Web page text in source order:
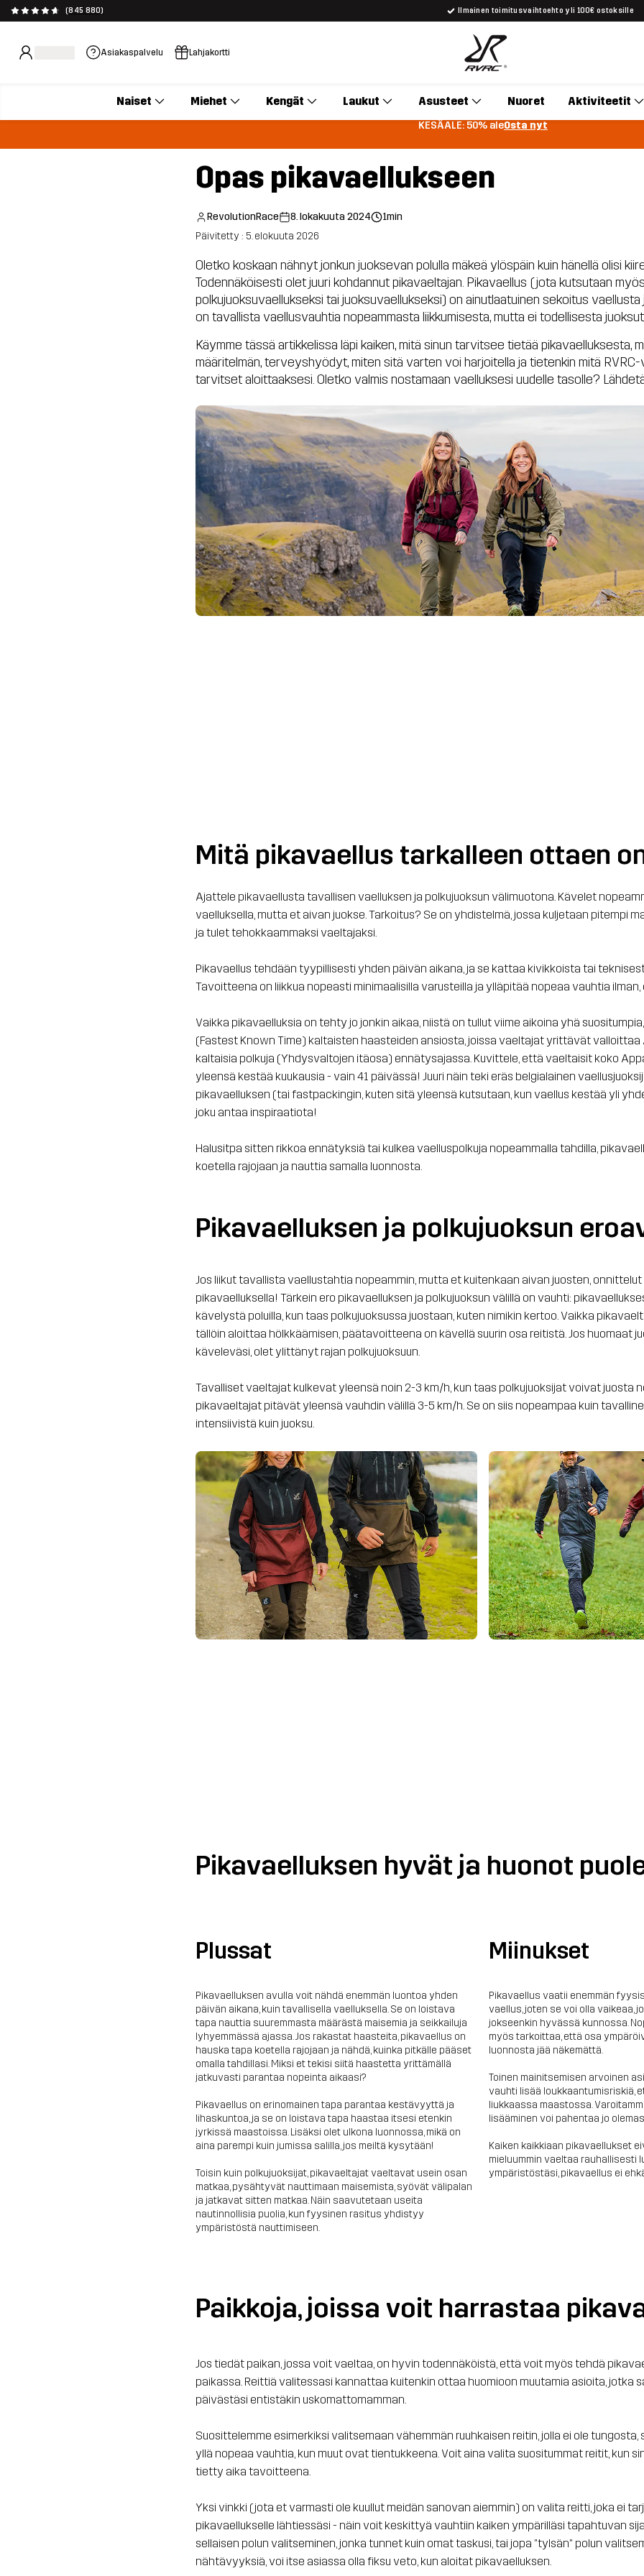
(845 880) Ilmainen toimitusvaihtoehto yli 100€ ostoksille
Asiakaspalvelu Lahjakortti
Naiset Miehet Kengät Laukut Asusteet Nuoret Aktiviteetit
KESÄALE: 50% aleOsta nyt
Opas pikavaellukseen
RevolutionRace 8. lokakuuta 2024
1min
Päivitetty : 5. elokuuta 2026
Oletko koskaan nähnyt jonkun juoksevan polulla mäkeä ylöspäin kuin hänellä olisi
Todennäköisesti olet juuri kohdannut pikavaeltajan. Pikavaellus (jota kutsutaan
polkujuoksuvaellukseksi tai juoksuvaellukseksi) on ainutlaatuinen sekoitus vaellusta
on tavallista vaellusvauhtia nopeammasta liikkumisesta, mutta ei todellisesta
Käymme tässä artikkelissa läpi kaiken, mitä sinun tarvitsee tietää pikavaelluksesta,
määritelmän, terveyshyödyt, miten sitä varten voi harjoitella ja tietenkin mitä
tarvitset aloittaaksesi. Oletko valmis nostamaan vaelluksesi uudelle tasolle?
Mitä pikavaellus tarkalleen ottaen
Ajattele pikavaellusta tavallisen vaelluksen ja polkujuoksun välimuotona. Kävelet
vaelluksella, mutta et aivan juokse. Tarkoitus? Se on yhdistelmä, jossa kuljetaan pitempi
ja tulet tehokkaammaksi vaeltajaksi.
Pikavaellus tehdään tyypillisesti yhden päivän aikana, ja se kattaa kivikkoista tai
Tavoitteena on liikkua nopeasti minimaalisilla varusteilla ja ylläpitää nopeaa vauhtia
Vaikka pikavaelluksia on tehty jo jonkin aikaa, niistä on tullut viime aikoina yhä
(Fastest Known Time) kaltaisten haasteiden ansiosta, joissa vaeltajat yrittävät valloittaa
kaltaisia polkuja (Yhdysvaltojen itäosa) ennätysajassa. Kuvittele, että vaeltaisit koko
yleensä kestää kuukausia - vain 41 päivässä! Juuri näin teki eräs belgialainen
pikavaelluksen (tai fastpackingin, kuten sitä yleensä kutsutaan, kun vaellus kestää yli
joku antaa inspiraatiota!
Halusitpa sitten rikkoa ennätyksiä tai kulkea vaelluspolkuja nopeammalla tahdilla,
koetella rajojaan ja nauttia samalla luonnosta.
Pikavaelluksen ja polkujuoksun
Jos liikut tavallista vaellustahtia nopeammin, mutta et kuitenkaan aivan juosten,
pikavaelluksella! Tärkein ero pikavaelluksen ja polkujuoksun välillä on vauhti:
kävelystä poluilla, kun taas polkujuoksussa juostaan, kuten nimikin kertoo. Vaikka
tällöin aloittaa hölkkäämisen, päätavoitteena on kävellä suurin osa reitistä. Jos huomaat
käveleväsi, olet ylittänyt rajan polkujuoksuun.
Tavalliset vaeltajat kulkevat yleensä noin 2-3 km/h, kun taas polkujuoksijat voivat juosta
pikavaeltajat pitävät yleensä vauhdin välillä 3-5 km/h. Se on siis nopeampaa kuin
intensiivistä kuin juoksu.
Pikavaelluksen hyvät ja huonot
Plussat
Pikavaelluksen avulla voit nähdä enemmän luontoa yhden
päivän aikana, kuin tavallisella vaelluksella. Se on loistava
tapa nauttia suuremmasta määrästä maisemia ja seikkailuja
lyhyemmässä ajassa. Jos rakastat haasteita, pikavaellus on
hauska tapa koetella rajojaan ja nähdä, kuinka pitkälle pääset
omalla tahdillasi. Miksi et tekisi siitä haastetta yrittämällä
jatkuvasti parantaa nopeinta aikaasi?
Pikavaellus on erinomainen tapa parantaa kestävyyttä ja
lihaskuntoa, ja se on loistava tapa haastaa itsesi etenkin
jyrkissä maastoissa. Lisäksi olet ulkona luonnossa, mikä on
aina parempi kuin jumissa salilla, jos meiltä kysytään!
Toisin kuin polkujuoksijat, pikavaeltajat vaeltavat usein osan
matkaa, pysähtyvät nauttimaan maisemista, syövät välipalan
ja jatkavat sitten matkaa. Näin saavutetaan useita
nautinnollisia puolia, kun fyysinen rasitus yhdistyy
ympäristöstä nauttimiseen.
Miinukset
Pikavaellus vaatii enemmän
vaellus, joten se voi olla vaikeaa,
jokseenkin hyvässä kunnossa.
myös tarkoittaa, että osa
luonnosta jää näkemättä.
Toinen mainitsemisen arvoinen
vauhti lisää loukkaantumisriskiä,
liukkaassa maastossa.
lisääminen voi pahentaa jo
Kaiken kaikkiaan pikavaellukset
mieluummin vaeltaa rauhallisesti
ympäristöstäsi, pikavaellus ei
Paikkoja, joissa voit harrastaa
Jos tiedät paikan, jossa voit vaeltaa, on hyvin todennäköistä, että voit myös tehdä
paikassa. Reittiä valitessasi kannattaa kuitenkin ottaa huomioon muutamia asioita, jotka
päivästäsi entistäkin uskomattomamman.
Suosittelemme esimerkiksi valitsemaan vähemmän ruuhkaisen reitin, jolla ei ole tungosta,
yllä nopeaa vauhtia, kun muut ovat tientukkeena. Voit aina valita suositummat reitit, kun
tietty aika tavoitteena.
Yksi vinkki (jota et varmasti ole kuullut meidän sanovan aiemmin) on valita reitti, joka ei
pikavaellukselle lähtiessäsi - näin voit keskittyä vauhtiin kaiken ympärilläsi tapahtuvan
sellaisen polun valitseminen, jonka tunnet kuin omat taskusi, tai jopa "tylsän" polun
nähtävyyksiä, voi itse asiassa olla fiksu veto, kun aloitat pikavaelluksen.